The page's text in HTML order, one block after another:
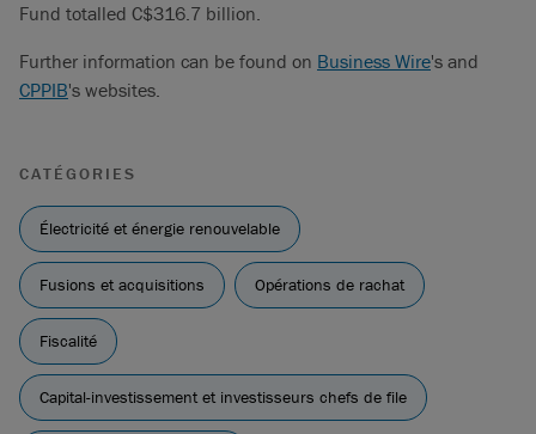
Fund totalled C$316.7 billion.
Further information can be found on Business Wire's and
CPPIB's websites.
CATÉGORIES
Électricité et énergie renouvelable
Fusions et acquisitions Opérations de rachat
Fiscalité
Capital-investissement et investisseurs chefs de file